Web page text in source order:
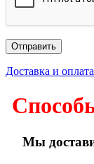
Доставка и оплата
Мы